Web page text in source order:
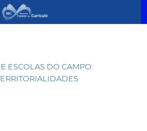
ESCOLAS DO CAMPO: